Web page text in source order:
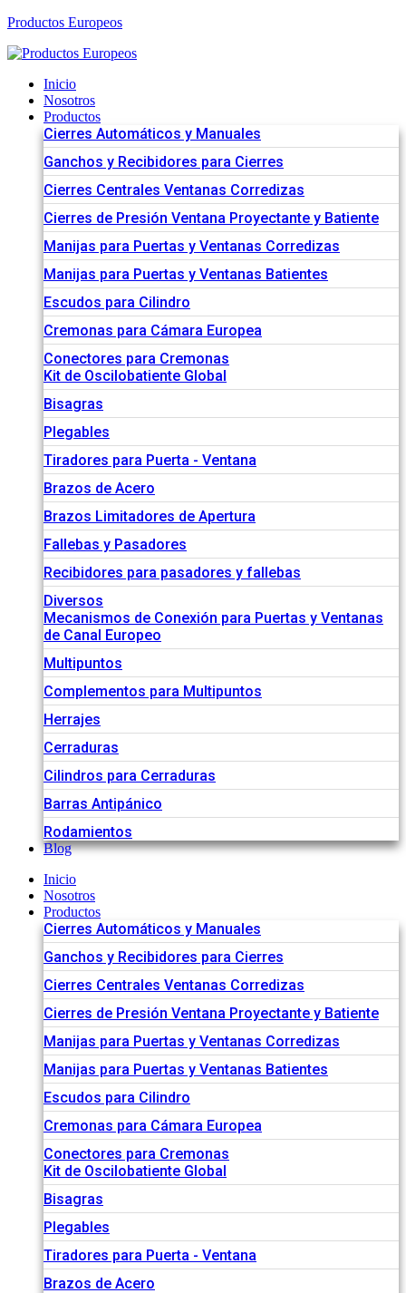
Productos Europeos
Inicio
Nosotros
Productos
Cierres Automáticos y Manuales
Ganchos y Recibidores para Cierres
Cierres Centrales Ventanas Corredizas
Cierres de Presión Ventana Proyectante y Batiente
Manijas para Puertas y Ventanas Corredizas
Manijas para Puertas y Ventanas Batientes
Escudos para Cilindro
Cremonas para Cámara Europea
Conectores para Cremonas
Kit de Oscilobatiente Global
Bisagras
Plegables
Tiradores para Puerta - Ventana
Brazos de Acero
Brazos Limitadores de Apertura
Fallebas y Pasadores
Recibidores para pasadores y fallebas
Diversos
Mecanismos de Conexión para Puertas y Ventanas
de Canal Europeo
Multipuntos
Complementos para Multipuntos
Herrajes
Cerraduras
Cilindros para Cerraduras
Barras Antipánico
Rodamientos
Blog
Inicio
Nosotros
Productos
Cierres Automáticos y Manuales
Ganchos y Recibidores para Cierres
Cierres Centrales Ventanas Corredizas
Cierres de Presión Ventana Proyectante y Batiente
Manijas para Puertas y Ventanas Corredizas
Manijas para Puertas y Ventanas Batientes
Escudos para Cilindro
Cremonas para Cámara Europea
Conectores para Cremonas
Kit de Oscilobatiente Global
Bisagras
Plegables
Tiradores para Puerta - Ventana
Brazos de Acero